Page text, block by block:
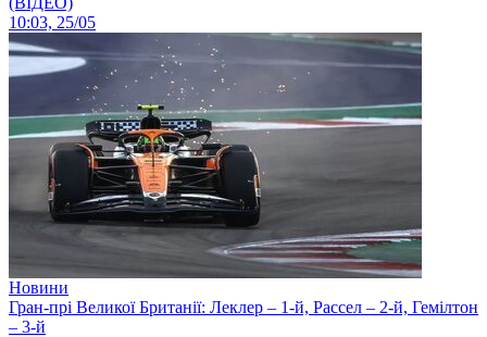
10:03, 25/05
Новини
Гран-прі Великої Британії: Леклер – 1-й, Рассел – 2-й, Гемілтон
– 3-й